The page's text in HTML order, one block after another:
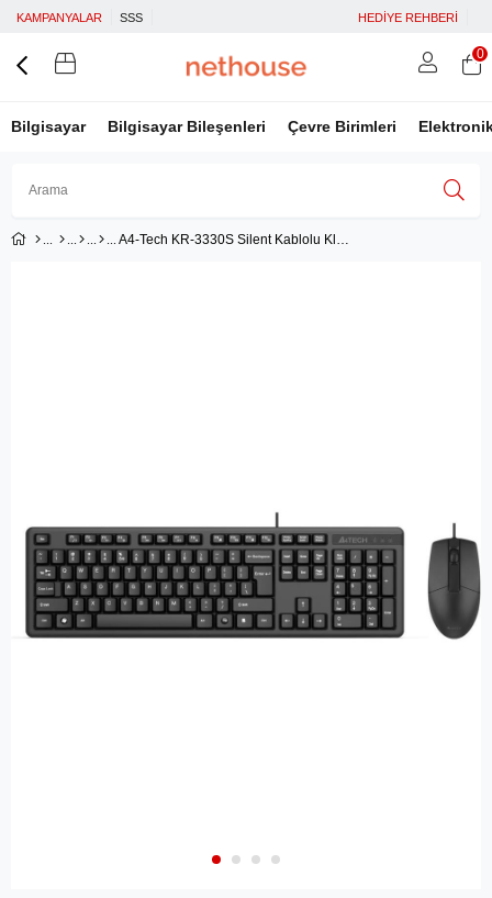
KAMPANYALAR SSS HEDİYE REHBERİ
Bilgisayar Bilgisayar Bileşenleri Çevre Birimleri
0
A4-Tech KR-3330S Silent Kablolu Klavye Mouse Seti